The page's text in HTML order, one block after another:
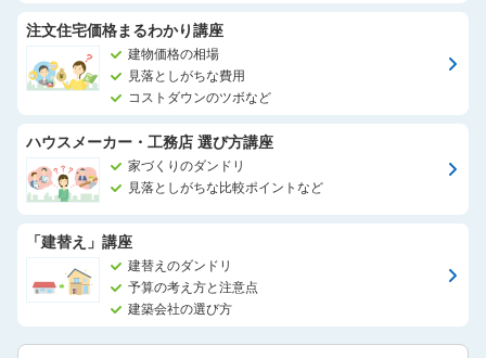
注文住宅価格まるわかり講座
建物価格の相場
見落としがちな費用
コストダウンのツボなど
ハウスメーカー・工務店 選び方講座
家づくりのダンドリ
見落としがちな比較ポイントなど
「建替え」講座
建替えのダンドリ
予算の考え方と注意点
建築会社の選び方